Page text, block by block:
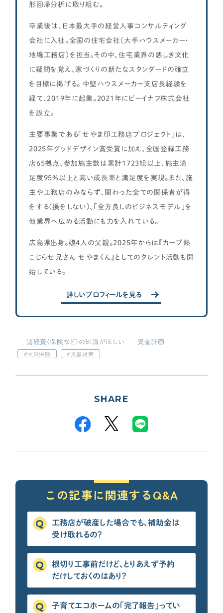
形回帰分析に取り組む。
卒業後は、日本最大手の経営人事コンサルティング
会社に入社。全国の住宅会社（大手ハウスメーカー・
地場工務店）を担当。その中、住宅業界の悪しき文化
に疑問を覚え、家づくりの新たなスタンダードの確立
を目標に掲げる。 中堅ハウスメーカー支店長経験を
経て、2019年に起業。2021年にビーイナフ株式会社
を設立。
主要事業である「せやま印工務店プロジェクト」は、
2025年グッドデザイン賞受賞に加え、全国登録工務
店65拠点、参加施主数は累計1723組以上、施主満
足度95%以上と高い成長率と満足度を実現。また、施
主や工務店のみならず、関わった全ての関係者が得
をする(損をしない)、「全方良しのビジネスモデル」を
他業界へ広める活動にも力を入れている。
広島県出身。娘4人の父親。2025年からは『カープ熱
こじらせ兄さん せやまくん』としてのタレント活動も開
始している。
詳しいプロフィールを見る
諸経費（保険など）の知識がほしい 資金計画
火災保険 災害対策
SHARE
この記事に関連するQ&A
工務店が破産した場合でも、補助金は
受け取れるの？
根切り工事前だけど、とりあえず予約
だけしておくのはあり？
子育てエコホームの「完了報告」ってい